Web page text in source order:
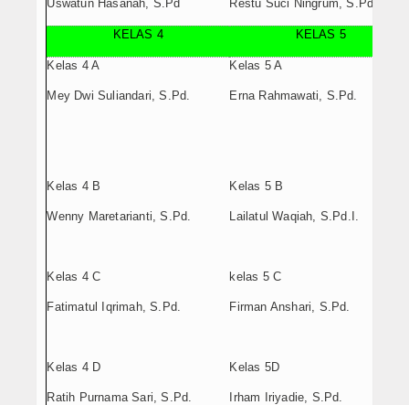
Uswatun Hasanah, S.Pd Restu Suci Ningrum, S.Pd.
KELAS 4 KELAS 5
Kelas 4 A
Mey Dwi Suliandari, S.Pd.
Kelas 4 B
Wenny Maretarianti, S.Pd.
Kelas 4 C
Fatimatul Iqrimah, S.Pd.
Kelas 4 D
Ratih Purnama Sari, S.Pd.
Kelas 5 A
Erna Rahmawati, S.Pd.
Kelas 5 B
Lailatul Waqiah, S.Pd.I.
kelas 5 C
Firman Anshari, S.Pd.
Kelas 5D
Irham Iriyadie, S.Pd.